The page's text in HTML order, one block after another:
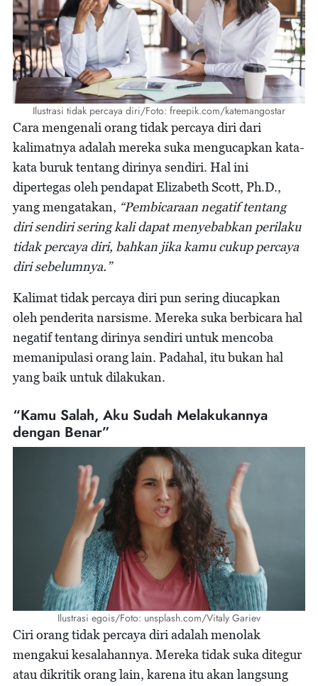
Ilustrasi tidak percaya diri/Foto: freepik.com/katemangostar
Cara mengenali orang tidak percaya diri dari
kalimatnya adalah mereka suka mengucapkan kata-
kata buruk tentang dirinya sendiri. Hal ini
dipertegas oleh pendapat Elizabeth Scott, Ph.D.,
yang mengatakan, “Pembicaraan negatif tentang
diri sendiri sering kali dapat menyebabkan perilaku
tidak percaya diri, bahkan jika kamu cukup percaya
diri sebelumnya.”
Kalimat tidak percaya diri pun sering diucapkan
oleh penderita narsisme. Mereka suka berbicara hal
negatif tentang dirinya sendiri untuk mencoba
memanipulasi orang lain. Padahal, itu bukan hal
yang baik untuk dilakukan.
“Kamu Salah, Aku Sudah Melakukannya
dengan Benar”
Ilustrasi egois/Foto: unsplash.com/Vitaly Gariev
Ciri orang tidak percaya diri adalah menolak
mengakui kesalahannya. Mereka tidak suka ditegur
atau dikritik orang lain, karena itu akan langsung